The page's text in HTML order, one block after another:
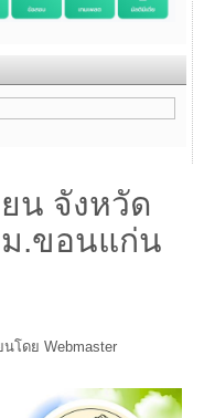
น จังหวัด
.ขอนแก่น
นโดย Webmaster